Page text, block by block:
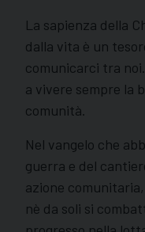
La sapienza della
dalla vita è un
comunicarci tra
a vivere sempre la
comunità.
Nel vangelo che
guerra e del
azione
nè da soli si